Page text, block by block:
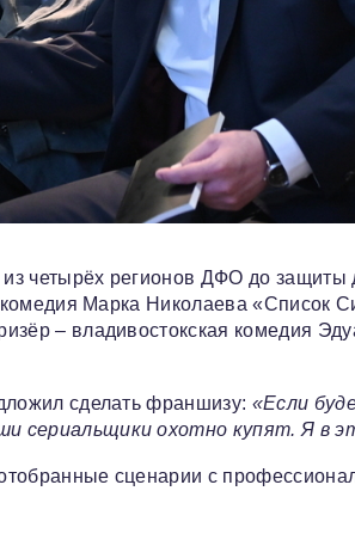
четырёх регионов ДФО до защиты
Марка Николаева «Список
– владивостокская комедия
сделать франшизу: «Если
сериальщики охотно купят. Я в
сценарии с